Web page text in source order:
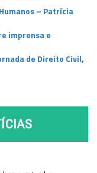
– Patrícia
imprensa e
de Direito Civil,